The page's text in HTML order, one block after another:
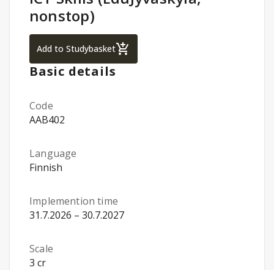
nonstop)
Add to StudybasketICT Skills (EduJyväskylä, nonstop)
Basic details
Code
AAB402
Language
Finnish
Implemention time
31.7.2026 – 30.7.2027
Scale
3 cr